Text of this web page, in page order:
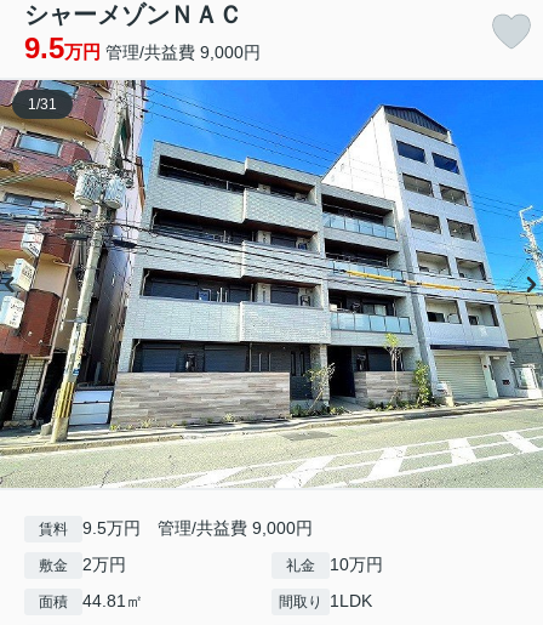
シャーメゾンＮＡＣ
9.5万円 管理/共益費 9,000円
1/31
賃料 9.5万円 管理/共益費 9,000円
敷金 2万円 礼金 10万円
面積 44.81㎡ 間取り 1LDK